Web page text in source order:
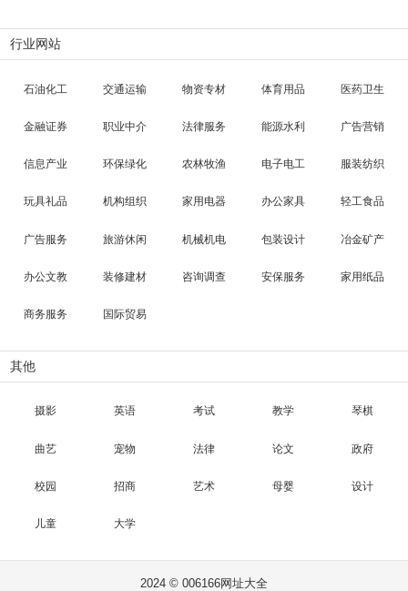
行业网站
石油化工 交通运输 物资专材 体育用品 医药卫生
金融证券 职业中介 法律服务 能源水利 广告营销
信息产业 环保绿化 农林牧渔 电子电工 服装纺织
玩具礼品 机构组织 家用电器 办公家具 轻工食品
广告服务 旅游休闲 机械机电 包装设计 冶金矿产
办公文教 装修建材 咨询调查 安保服务 家用纸品
商务服务 国际贸易
其他
摄影 英语 考试 教学 琴棋
曲艺 宠物 法律 论文 政府
校园 招商 艺术 母婴 设计
儿童 大学
2024 © 006166网址大全